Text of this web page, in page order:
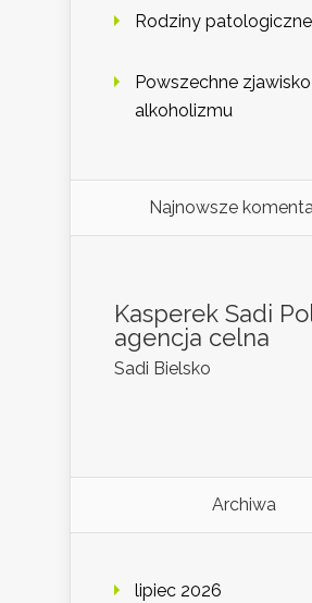
Rodziny patologiczne
Powszechne zjawisko
alkoholizmu
Najnowsze
Kasperek Sadi
agencja celna
Sadi Bielsko
Archiwa
lipiec 2026